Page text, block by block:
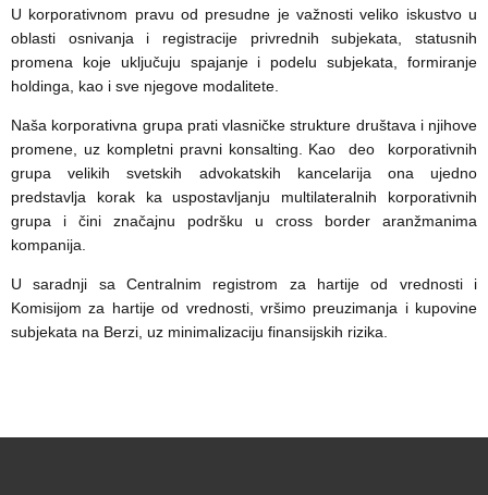
U korporativnom pravu od presudne je važnosti veliko iskustvo u
oblasti osnivanja i registracije privrednih subjekata, statusnih
promena koje uključuju spajanje i podelu subjekata, formiranje
holdinga, kao i sve njegove modalitete.
Naša korporativna grupa prati vlasničke strukture društava i njihove
promene, uz kompletni pravni konsalting. Kao deo korporativnih
grupa velikih svetskih advokatskih kancelarija ona ujedno
predstavlja korak ka uspostavljanju multilateralnih korporativnih
grupa i čini značajnu podršku u cross border aranžmanima
kompanija.
U saradnji sa Centralnim registrom za hartije od vrednosti i
Komisijom za hartije od vrednosti, vršimo preuzimanja i kupovine
subjekata na Berzi, uz minimalizaciju finansijskih rizika.